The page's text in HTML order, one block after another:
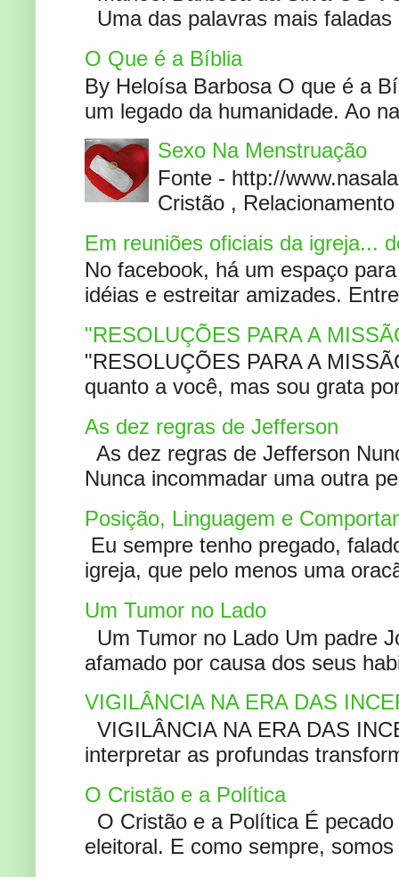
Uma das palavras mais
O Que é a Bíblia
By Heloísa Barbosa O que é a
um legado da humanidade. Ao
Sexo Na Menstruação
Fonte - http://
Cristão ,
Em reuniões oficiais da igreja...
No facebook, há um espaço
idéias e estreitar amizades.
"RESOLUÇÕES PARA A
"RESOLUÇÕES PARA A
quanto a você, mas sou grata
As dez regras de Jefferson
As dez regras de Jefferson
Nunca incommadar uma outra
Posição, Linguagem e
Eu sempre tenho pregado,
igreja, que pelo menos uma
Um Tumor no Lado
Um Tumor no Lado Um padre
afamado por causa dos seus
VIGILÂNCIA NA ERA DAS
VIGILÂNCIA NA ERA DAS
interpretar as profundas
O Cristão e a Política
O Cristão e a Política É
eleitoral. E como sempre,